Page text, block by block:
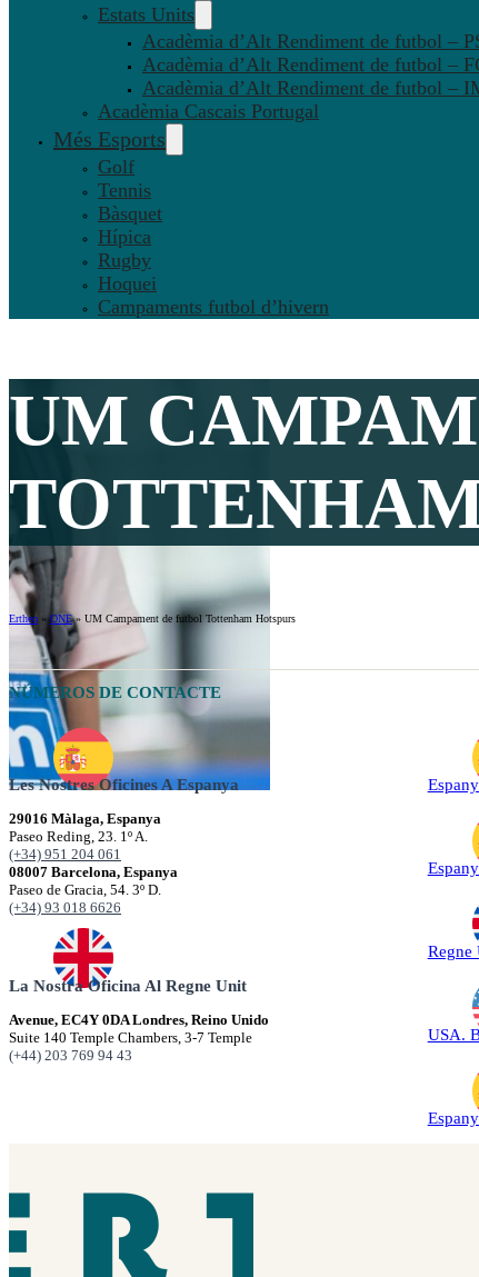
Estats Units
Acadèmia d’Alt Rendiment de futbol –
Acadèmia d’Alt Rendiment de futbol –
Acadèmia d’Alt Rendiment de futbol –
Acadèmia Cascais Portugal
Més Esports
Golf
Tennis
Bàsquet
Hípica
Rugby
Hoquei
Campaments futbol d’hivern
UM
Ertheo »ONE» UM Campament de futbol Tottenham Hotspurs
NÚMEROS DE CONTACTE
Les Nostres Oficines A Espanya
29016 Màlaga, Espanya
Paseo Reding, 23. 1º A.
(+34) 951 204 061
08007 Barcelona, Espanya
Paseo de Gracia, 54. 3º D.
(+34) 93 018 6626
La Nostra Oficina Al Regne Unit
Avenue, EC4Y 0DA Londres, Reino Unido
Suite 140 Temple Chambers, 3-7 Temple
(+44) 203 769 94 43
Regne
USA.